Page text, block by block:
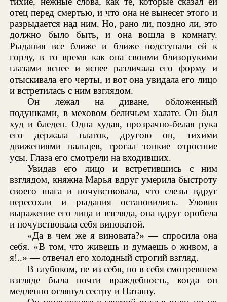
отец перед смертью, и что она не вынесет этого и
разрыдается над ним. Но, рано ли, поздно ли, это
должно было быть, и она вошла в комнату.
Рыдания все ближе и ближе подступали ей к
горлу, в то время как она своими близорукими
глазами яснее и яснее различала его форму и
отыскивала его черты, и вот она увидала его лицо
и встретилась с ним взглядом.
Он лежал на диване, обложенный
подушками, в меховом беличьем халате. Он был
худ и бледен. Одна худая, прозрачно-белая рука
его держала платок, другою он, тихими
движениями пальцев, трогал тонкие отросшие
усы. Глаза его смотрели на входивших.
Увидав его лицо и встретившись с ним
взглядом, княжна Марья вдруг умерила быстроту
своего шага и почувствовала, что слезы вдруг
пересохли и рыдания остановились. Уловив
выражение его лица и взгляда, она вдруг оробела
и почувствовала себя виноватой.
«Да в чем же я виновата?» — спросила она
себя. «В том, что живешь и думаешь о живом, а
я!..» — отвечал его холодный строгий взгляд.
В глубоком, не из себя, но в себя смотревшем
взгляде была почти враждебность, когда он
медленно оглянул сестру и Наташу.